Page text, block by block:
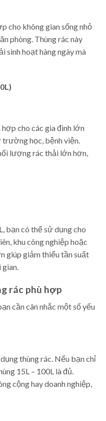
cho không gian sống nhỏ
phòng. Thùng rác này
sinh hoạt hàng ngày mà
cho các gia đình lớn
học, bệnh viện.
lượng rác thải lớn hơn,
bạn có thể sử dụng cho
khu công nghiệp hoặc
giúp giảm thiểu tần suất
rác phù hợp
cần cân nhắc một số yếu
thùng rác. Nếu bạn chỉ
15L – 100L là đủ.
cộng hay doanh nghiệp,